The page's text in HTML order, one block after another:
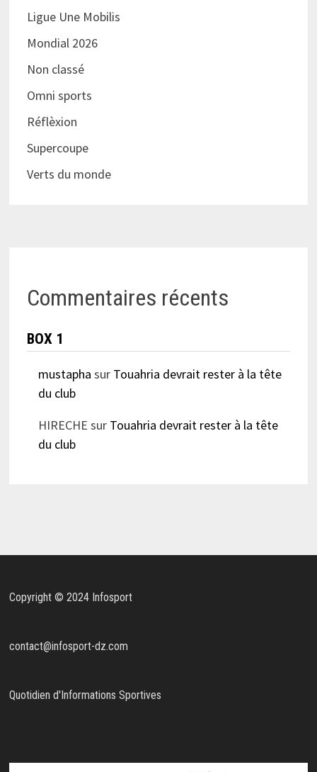
Ligue Une Mobilis
Mondial 2026
Non classé
Omni sports
Réflèxion
Supercoupe
Verts du monde
Commentaires récents
BOX 1
mustapha sur Touahria devrait rester à la tête
du club
HIRECHE sur Touahria devrait rester à la tête
du club
Copyright © 2024 Infosport
contact@infosport-dz.com
Quotidien d'Informations Sportives